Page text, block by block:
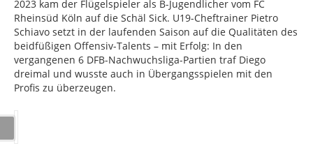
2023 kam der Flügelspieler als B-Jugendlicher vom FC
Rheinsüd Köln auf die Schäl Sick. U19-Cheftrainer Pietro
Schiavo setzt in der laufenden Saison auf die Qualitäten des
beidfüßigen Offensiv-Talents – mit Erfolg: In den
vergangenen 6 DFB-Nachwuchsliga-Partien traf Diego
dreimal und wusste auch in Übergangsspielen mit den
Profis zu überzeugen.